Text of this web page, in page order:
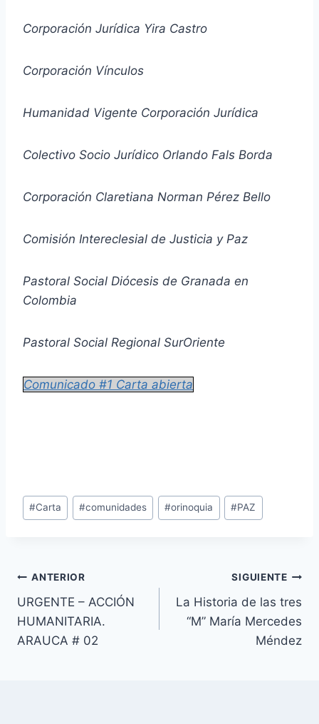
Corporación Jurídica Yira Castro
Corporación Vínculos
Humanidad Vigente Corporación Jurídica
Colectivo Socio Jurídico Orlando Fals Borda
Corporación Claretiana Norman Pérez Bello
Comisión Intereclesial de Justicia y Paz
Pastoral Social Diócesis de Granada en
Colombia
Pastoral Social Regional SurOriente
Comunicado #1 Carta abierta
Etiquetas
de
#Carta #comunidades #orinoquia #PAZ
Navegación
de
entradas
ANTERIOR
URGENTE – ACCIÓN
HUMANITARIA.
ARAUCA # 02
SIGUIENTE
La Historia de las tres
“M” María Mercedes
Méndez